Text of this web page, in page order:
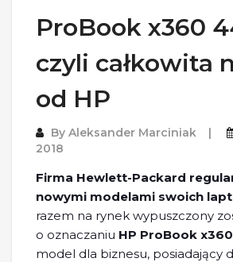
ProBook x360
czyli całkowita
od HP
By Aleksander Marciniak
2018
Firma Hewlett-Packard
nowymi modelami swoich
razem na rynek wypuszczony
o oznaczaniu HP ProBook
model dla biznesu, posiadający